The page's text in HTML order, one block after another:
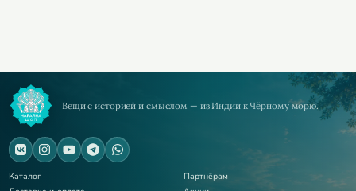
Вещи с историей и смыслом — из Индии к Чёрному морю.
Каталог
Партнёрам